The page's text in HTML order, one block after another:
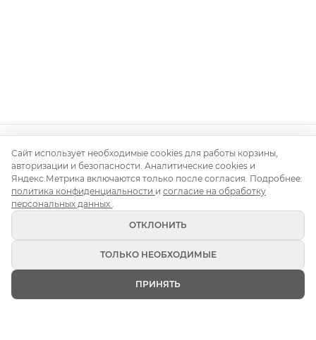
Контакты О насДоставка и монтажПравила аренды
Аренда для корпоратива
Аренда на день рождения Блог
Политика конфиденциальности
Публичная оферта
Сайт использует необходимые cookies для работы корзины,
авторизации и безопасности. Аналитические cookies и
Яндекс.Метрика включаются только после согласия. Подробнее:
политика конфиденциальности и согласие на обработку
персональных данных .
ОТКЛОНИТЬ
ТОЛЬКО НЕОБХОДИМЫЕ
ПРИНЯТЬ